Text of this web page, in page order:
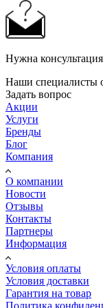
Нужна
Наши специалисты
Задать вопрос
Акции
Услуги
Бренды
Блог
Компания
О компании
Новости
Отзывы
Контакты
Партнеры
Информация
Условия оплаты
Условия доставки
Гарантия на товар
Политика